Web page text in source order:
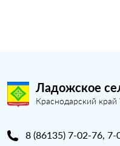
Ладожское
Краснодарский
8 (86135) 7-02-76, 7-